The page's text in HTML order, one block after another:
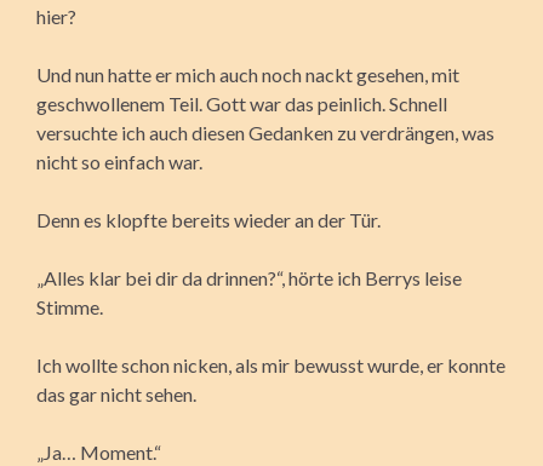
hier?
Und nun hatte er mich auch noch nackt gesehen, mit
geschwollenem Teil. Gott war das peinlich. Schnell
versuchte ich auch diesen Gedanken zu verdrängen, was
nicht so einfach war.
Denn es klopfte bereits wieder an der Tür.
„Alles klar bei dir da drinnen?“, hörte ich Berrys leise
Stimme.
Ich wollte schon nicken, als mir bewusst wurde, er konnte
das gar nicht sehen.
„Ja… Moment.“